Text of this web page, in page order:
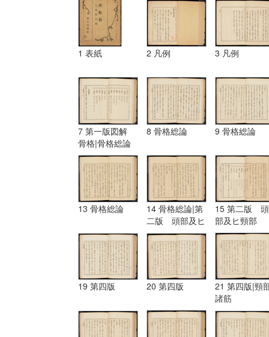
1 表紙 2 凡例 3 凡例
7 第一版図解
骨格|骨格総論
8 骨格総論 9 骨格総論
13 骨格総論
14 骨格総論|第
二版 頭部及ヒ
頸部
15 第二版 頭
部及ヒ頸部
19 第四版 20 第四版
21 第四版|頸
諸筋